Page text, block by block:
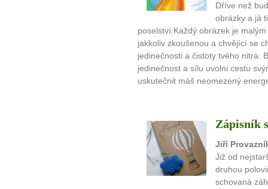
Dříve než
obrázky a já
poselství:Každý obrázek je
jakkoliv zkoušenou a chvějící se
jedinečnosti a čistoty tvého nitra.
jedinečnost a sílu uvolni cestu
uskutečnit máš neomezený
Zápisník
Jiří
Již od
druhou
schovaná